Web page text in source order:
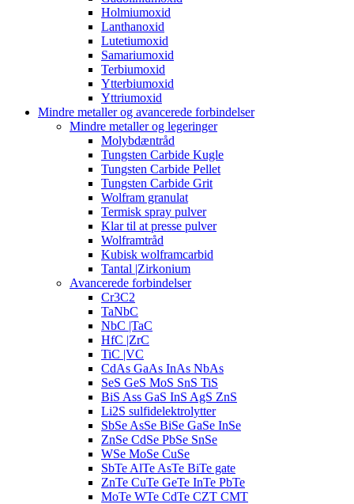
Holmiumoxid
Lanthanoxid
Lutetiumoxid
Samariumoxid
Terbiumoxid
Ytterbiumoxid
Yttriumoxid
Mindre metaller og avancerede forbindelser
Mindre metaller og legeringer
Molybdæntråd
Tungsten Carbide Kugle
Tungsten Carbide Pellet
Tungsten Carbide Grit
Wolfram granulat
Termisk spray pulver
Klar til at presse pulver
Wolframtråd
Kubisk wolframcarbid
Tantal |Zirkonium
Avancerede forbindelser
Cr3C2
TaNbC
NbC |TaC
HfC |ZrC
TiC |VC
CdAs GaAs InAs NbAs
SeS GeS MoS SnS TiS
BiS Ass GaS InS AgS ZnS
Li2S sulfidelektrolytter
SbSe AsSe BiSe GaSe InSe
ZnSe CdSe PbSe SnSe
WSe MoSe CuSe
SbTe AlTe AsTe BiTe gate
ZnTe CuTe GeTe InTe PbTe
MoTe WTe CdTe CZT CMT